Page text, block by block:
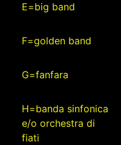
E=big band
F=golden band
G=fanfara
H=banda sinfonica
e/o orchestra di
fiati